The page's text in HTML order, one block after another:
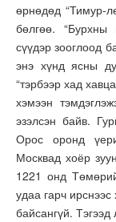
өрнөдөд “Тимур-
бөлгөө. “Бурхны
сүүдэр зооглоод
энэ хүнд ясны
“тэрбээр хад
хэмээн
эзэлсэн байв.
Орос оронд
Москвад хоёр
1221 онд
удаа гарч
байсангүй.